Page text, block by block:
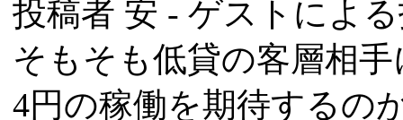
投稿者 安 - ゲストによ
そもそも低貸の客層相
4円の稼働を期待するの